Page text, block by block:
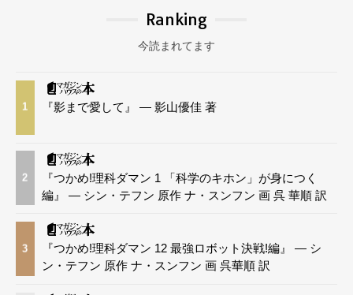
Ranking
今読まれてます
1 『影まで愛して』 — 影山優佳 著
2
『つかめ!理科ダマン 1 「科学のキホン」が身につく
編』 — シン・テフン 原作 ナ・スンフン 画 呉 華順 訳
3
『つかめ!理科ダマン 12 最強ロボット決戦!編』 — シ
ン・テフン 原作 ナ・スンフン 画 呉華順 訳